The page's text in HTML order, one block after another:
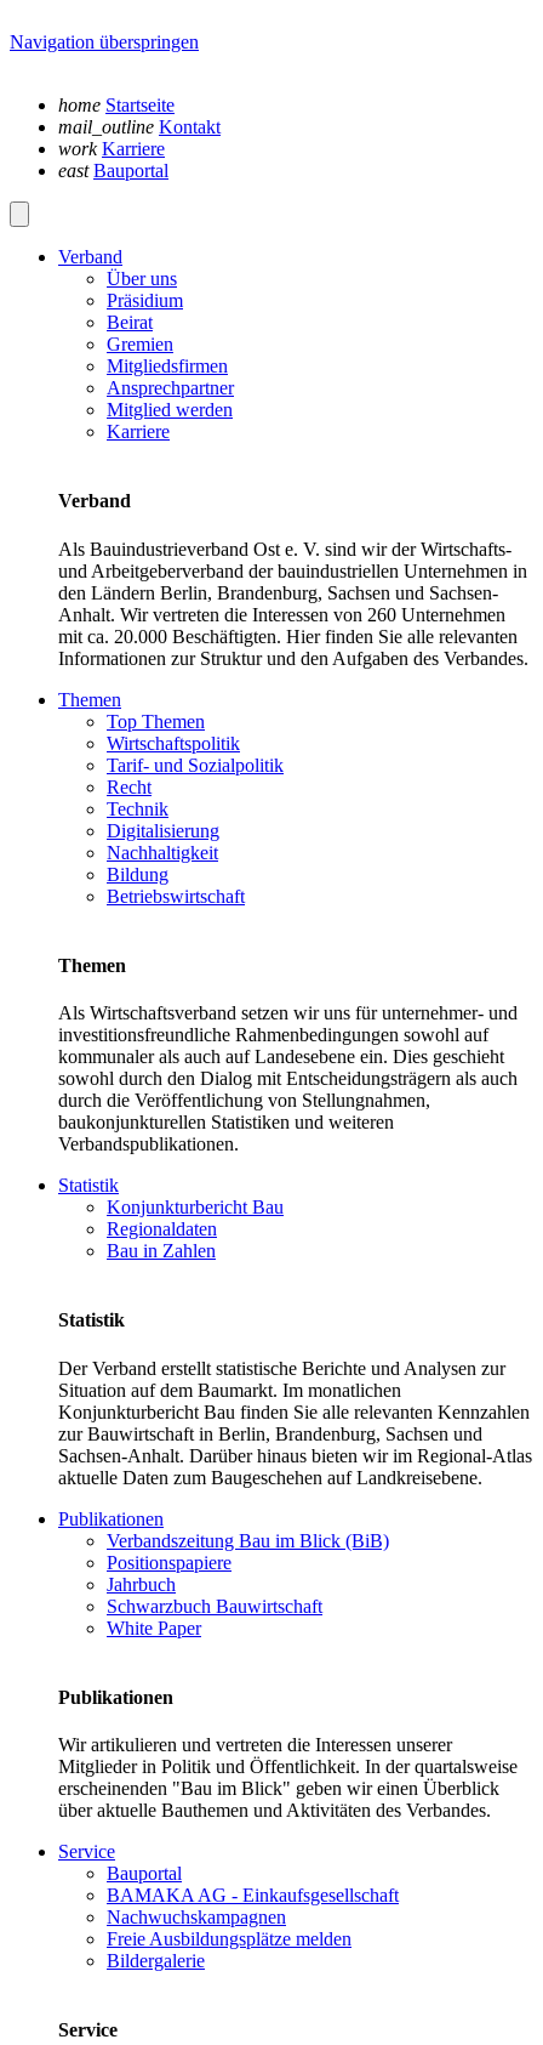
Navigation überspringen
home Startseite
mail_outline Kontakt
work Karriere
east Bauportal
Verband
Über uns
Präsidium
Beirat
Gremien
Mitgliedsfirmen
Ansprechpartner
Mitglied werden
Karriere
Verband
Als Bauindustrieverband Ost e. V. sind wir der Wirtschafts-
und Arbeitgeberverband der bauindustriellen Unternehmen in
den Ländern Berlin, Brandenburg, Sachsen und Sachsen-
Anhalt. Wir vertreten die Interessen von 260 Unternehmen
mit ca. 20.000 Beschäftigten. Hier finden Sie alle relevanten
Informationen zur Struktur und den Aufgaben des Verbandes.
Themen
Top Themen
Wirtschaftspolitik
Tarif- und Sozialpolitik
Recht
Technik
Digitalisierung
Nachhaltigkeit
Bildung
Betriebswirtschaft
Themen
Als Wirtschaftsverband setzen wir uns für unternehmer- und
investitionsfreundliche Rahmenbedingungen sowohl auf
kommunaler als auch auf Landesebene ein. Dies geschieht
sowohl durch den Dialog mit Entscheidungsträgern als auch
durch die Veröffentlichung von Stellungnahmen,
baukonjunkturellen Statistiken und weiteren
Verbandspublikationen.
Statistik
Konjunkturbericht Bau
Regionaldaten
Bau in Zahlen
Statistik
Der Verband erstellt statistische Berichte und Analysen zur
Situation auf dem Baumarkt. Im monatlichen
Konjunkturbericht Bau finden Sie alle relevanten Kennzahlen
zur Bauwirtschaft in Berlin, Brandenburg, Sachsen und
Sachsen-Anhalt. Darüber hinaus bieten wir im Regional-Atlas
aktuelle Daten zum Baugeschehen auf Landkreisebene.
Publikationen
Verbandszeitung Bau im Blick (BiB)
Positionspapiere
Jahrbuch
Schwarzbuch Bauwirtschaft
White Paper
Publikationen
Wir artikulieren und vertreten die Interessen unserer
Mitglieder in Politik und Öffentlichkeit. In der quartalsweise
erscheinenden "Bau im Blick" geben wir einen Überblick
über aktuelle Bauthemen und Aktivitäten des Verbandes.
Service
Bauportal
BAMAKA AG - Einkaufsgesellschaft
Nachwuchskampagnen
Freie Ausbildungsplätze melden
Bildergalerie
Service